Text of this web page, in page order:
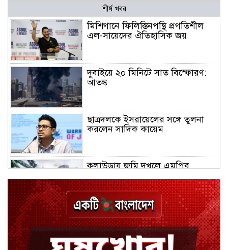
শীর্ষ খবর
মিশিগানে ফিলিস্তিনপন্থি প্রগতিশীল
এল-সায়েদের ঐতিহাসিক জয়
দুবাইয়ে ২০ মিনিটে সাত বিস্ফোরণ:
আতঙ্ক
ছাত্রদলকে ইসরায়েলের সঙ্গে তুলনা
করলেন সাদিক কায়েম
কুলাউড়ায় জমি দখলে এমপির
চুয়াডাঙ্গায় জুলাইয়ের মামলায় ছাত্রলীগ
নেতা গ্রেপ্তার